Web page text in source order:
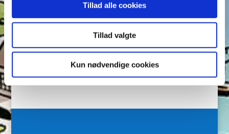
Tillad alle cookies
Tillad valgte
Kun nødvendige cookies
Tegnere
Tegnere og forfattere
Arkiver